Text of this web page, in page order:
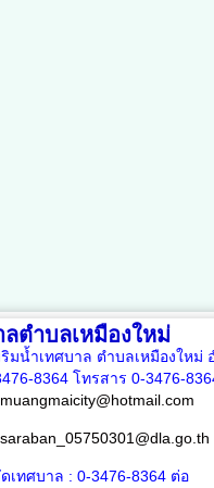
ลตำบลเหมืองใหม่
มน้ำเทศบาล ตำบลเหมืองใหม่
8364 โทรสาร 0-3476-
muangmaicity@hotmail.com
saraban_05750301@dla.go.th
เทศบาล : 0-3476-8364 ต่อ